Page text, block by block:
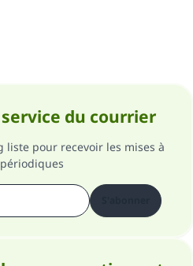
du courrier
liste pour recevoir les mises à